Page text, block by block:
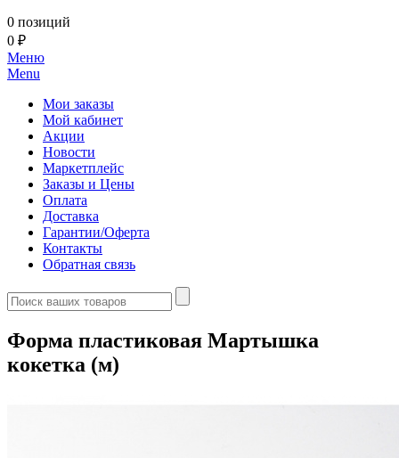
0 позиций
0 ₽
Меню
Menu
Мои заказы
Мой кабинет
Акции
Новости
Маркетплейс
Заказы и Цены
Оплата
Доставка
Гарантии/Оферта
Контакты
Обратная связь
Форма пластиковая Мартышка
кокетка (м)